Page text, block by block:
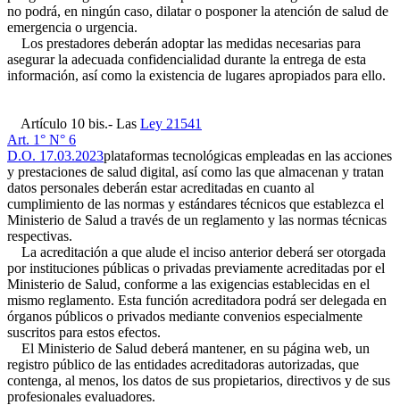
no podrá, en ningún caso, dilatar o posponer la atención de salud de
emergencia o urgencia.
Los prestadores deberán adoptar las medidas necesarias para
asegurar la adecuada confidencialidad durante la entrega de esta
información, así como la existencia de lugares apropiados para ello.
Artículo 10 bis.- Las Ley 21541
Art. 1° N° 6
D.O. 17.03.2023plataformas tecnológicas empleadas en las acciones
y prestaciones de salud digital, así como las que almacenan y tratan
datos personales deberán estar acreditadas en cuanto al
cumplimiento de las normas y estándares técnicos que establezca el
Ministerio de Salud a través de un reglamento y las normas técnicas
respectivas.
La acreditación a que alude el inciso anterior deberá ser otorgada
por instituciones públicas o privadas previamente acreditadas por el
Ministerio de Salud, conforme a las exigencias establecidas en el
mismo reglamento. Esta función acreditadora podrá ser delegada en
órganos públicos o privados mediante convenios especialmente
suscritos para estos efectos.
El Ministerio de Salud deberá mantener, en su página web, un
registro público de las entidades acreditadoras autorizadas, que
contenga, al menos, los datos de sus propietarios, directivos y de sus
profesionales evaluadores.